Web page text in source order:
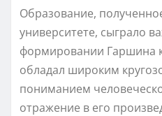
Образование,
университете, сыграло
формировании Гаршина
обладал широким
пониманием
отражение в его